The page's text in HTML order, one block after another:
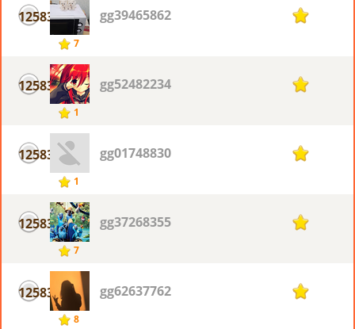
12583
7
gg39465862 1
12583
1
gg52482234 1
12583
1
gg01748830 1
12583
7
gg37268355 1
12583
8
gg62637762 1